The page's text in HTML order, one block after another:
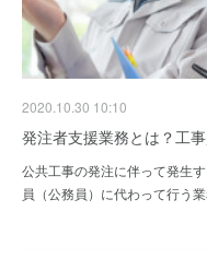
2020.10.30 10:10
発注者支援業務とは？工
公共工事の発注に伴って発生
員（公務員）に代わって行う